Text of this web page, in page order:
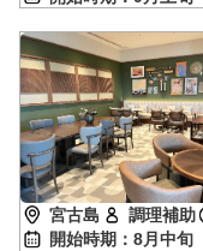
宮古島 調理補助
開始時期：8月中旬